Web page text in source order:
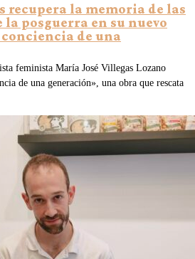
recupera la memoria de las
posguerra en su nuevo
de una
feminista María José Villegas Lozano
de una generación», una obra que rescata